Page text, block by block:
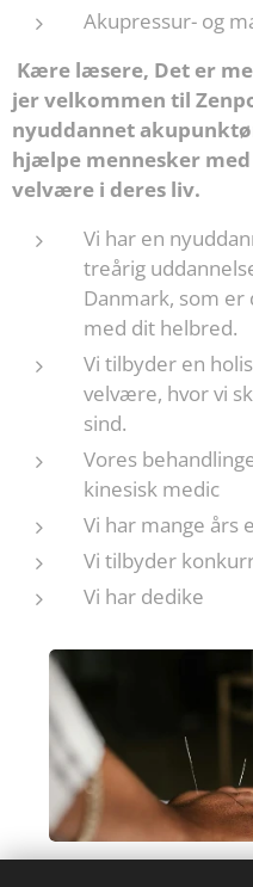
Akupressur- og
Kære læsere, Det er
jer velkommen til
nyuddannet
hjælpe mennesker
velvære i deres liv.
Vi har en
treårig
Danmark, som
med dit helbred.
Vi tilbyder en
velvære, hvor vi
sind.
Vores
kinesisk medic
Vi har mange års
Vi tilbyder
Vi har dedike